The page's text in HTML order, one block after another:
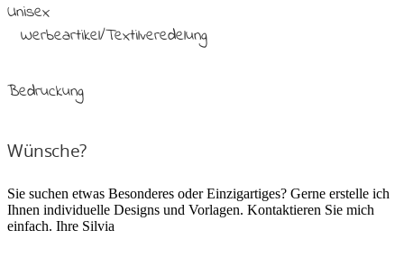
Unisex
Werbeartikel/Textilveredelung
Bedruckung
Wünsche?
Sie suchen etwas Besonderes oder Einzigartiges? Gerne erstelle ich
Ihnen individuelle Designs und Vorlagen. Kontaktieren Sie mich
einfach. Ihre Silvia